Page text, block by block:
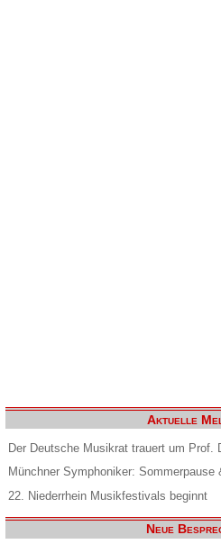
Aktuelle
Der Deutsche Musikrat trauert um Prof.
Münchner Symphoniker: Sommerpause
22. Niederrhein Musikfestivals beginnt
Neue